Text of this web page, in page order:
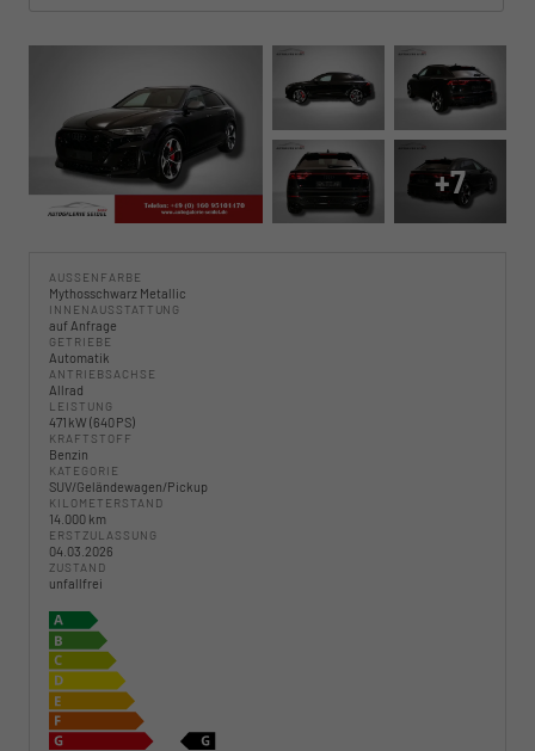
+7
AUSSENFARBE
Mythosschwarz Metallic
INNENAUSSTATTUNG
auf Anfrage
GETRIEBE
Automatik
ANTRIEBSACHSE
Allrad
LEISTUNG
471 kW (640 PS)
KRAFTSTOFF
Benzin
KATEGORIE
SUV/Geländewagen/Pickup
KILOMETERSTAND
14.000 km
ERSTZULASSUNG
04.03.2026
ZUSTAND
unfallfrei